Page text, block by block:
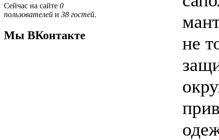
Сейчас на сайте 0
пользователей и 38 гостей.
Мы ВКонтакте
не